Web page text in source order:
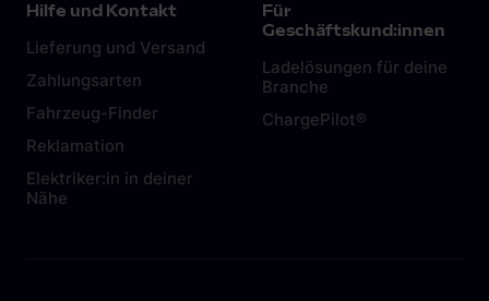
Hilfe und Kontakt
Lieferung und Versand
Zahlungsarten
Fahrzeug-Finder
Reklamation
Elektriker:in in deiner
Nähe
Für
Geschäftskund:innen
Ladelösungen für deine
Branche
ChargePilot®